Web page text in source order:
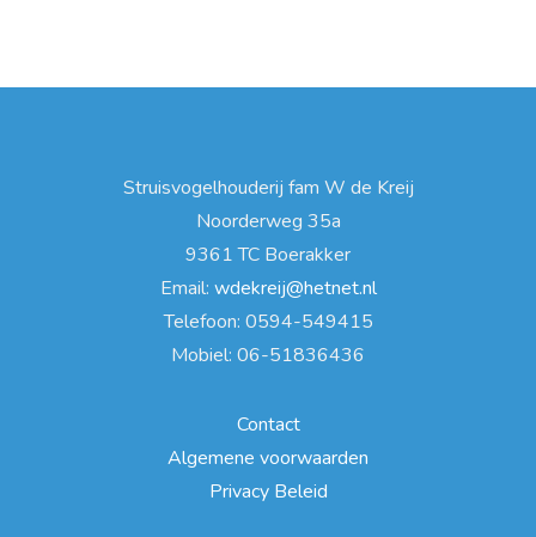
Struisvogelhouderij fam W de Kreij
Noorderweg 35a
9361 TC Boerakker
Email: wdekreij@hetnet.nl
Telefoon: 0594-549415
Mobiel: 06-51836436
Contact
Algemene voorwaarden
Privacy Beleid